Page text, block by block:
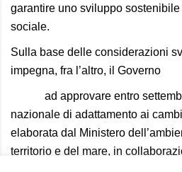
garantire uno sviluppo
sociale.
Sulla base delle considerazioni
impegna, fra l’altro, il Governo
ad approvare entro
nazionale di adattamento ai
elaborata dal Ministero
territorio e del mare, in